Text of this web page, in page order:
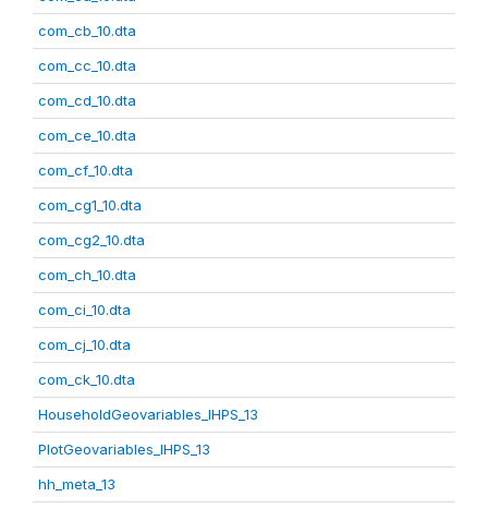
com_cb_10.dta
com_cc_10.dta
com_cd_10.dta
com_ce_10.dta
com_cf_10.dta
com_cg1_10.dta
com_cg2_10.dta
com_ch_10.dta
com_ci_10.dta
com_cj_10.dta
com_ck_10.dta
HouseholdGeovariables_IHPS_13
PlotGeovariables_IHPS_13
hh_meta_13